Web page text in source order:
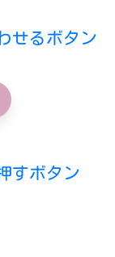
せるボタン
すボタン